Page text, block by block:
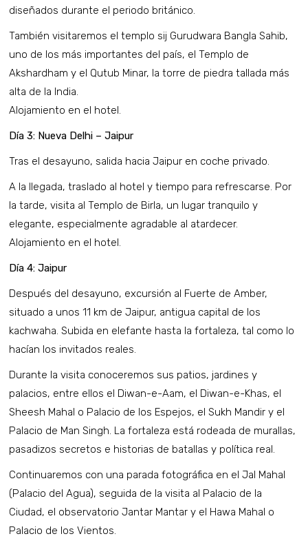
diseñados durante el periodo británico.
También visitaremos el templo sij Gurudwara Bangla Sahib,
uno de los más importantes del país, el Templo de
Akshardham y el Qutub Minar, la torre de piedra tallada más
alta de la India.
Alojamiento en el hotel.
Día 3: Nueva Delhi – Jaipur
Tras el desayuno, salida hacia Jaipur en coche privado.
A la llegada, traslado al hotel y tiempo para refrescarse. Por
la tarde, visita al Templo de Birla, un lugar tranquilo y
elegante, especialmente agradable al atardecer.
Alojamiento en el hotel.
Día 4: Jaipur
Después del desayuno, excursión al Fuerte de Amber,
situado a unos 11 km de Jaipur, antigua capital de los
kachwaha. Subida en elefante hasta la fortaleza, tal como lo
hacían los invitados reales.
Durante la visita conoceremos sus patios, jardines y
palacios, entre ellos el Diwan-e-Aam, el Diwan-e-Khas, el
Sheesh Mahal o Palacio de los Espejos, el Sukh Mandir y el
Palacio de Man Singh. La fortaleza está rodeada de murallas,
pasadizos secretos e historias de batallas y política real.
Continuaremos con una parada fotográfica en el Jal Mahal
(Palacio del Agua), seguida de la visita al Palacio de la
Ciudad, el observatorio Jantar Mantar y el Hawa Mahal o
Palacio de los Vientos.